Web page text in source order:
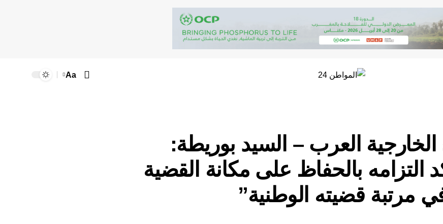
Aa
الخارجية العرب – السيد بوريطة:
التزامه بالحفاظ على مكانة القضية
مرتبة قضيته الوطنية”